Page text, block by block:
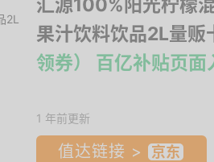
汇源100%阳光柠檬
果汁饮料饮品2L量贩
领券） 百亿补贴页面
1 年前更新
值达链接 >